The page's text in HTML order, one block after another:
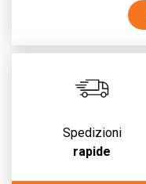
Spedizioni
rapide